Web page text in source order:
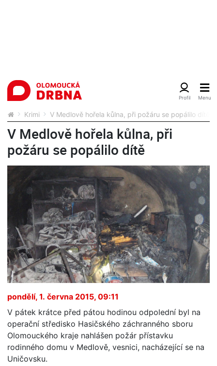
Krimi V Medlově hořela kůlna, při požáru se popálilo dítě
V Medlově hořela kůlna, při
požáru se popálilo dítě
pondělí, 1. června 2015, 09:11
V pátek krátce před pátou hodinou odpolední byl na
operační středisko Hasičského záchranného sboru
Olomouckého kraje nahlášen požár přístavku
rodinného domu v Medlově, vesnici, nacházející se na
Uničovsku.